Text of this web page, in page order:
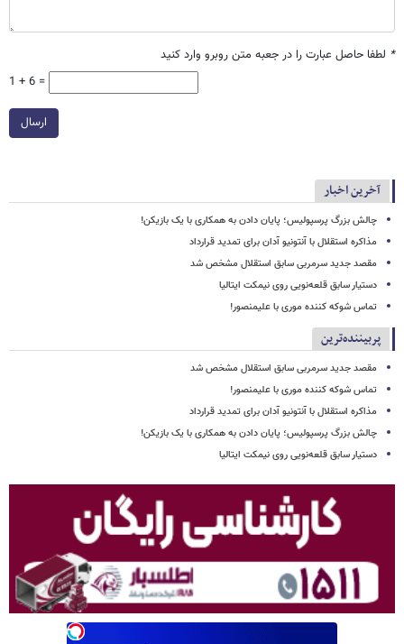
* لطفا حاصل عبارت را در جعبه متن روبرو وارد کنید
1 + 6 =
ارسال
آخرین اخبار
چالش بزرگ پرسپولیس؛ پایان دادن به همکاری با یک بازیکن!
مذاکره استقلال با آنتونیو آدان برای تمدید قرارداد
مقصد جدید سرمربی سابق استقلال مشخص شد
دستیار سابق قلعه‌نویی روی نیمکت ایتالیا
تماس شوکه کننده موری با علیمنصور!
پربیننده‌ترین
مقصد جدید سرمربی سابق استقلال مشخص شد
تماس شوکه کننده موری با علیمنصور!
مذاکره استقلال با آنتونیو آدان برای تمدید قرارداد
چالش بزرگ پرسپولیس؛ پایان دادن به همکاری با یک بازیکن!
دستیار سابق قلعه‌نویی روی نیمکت ایتالیا